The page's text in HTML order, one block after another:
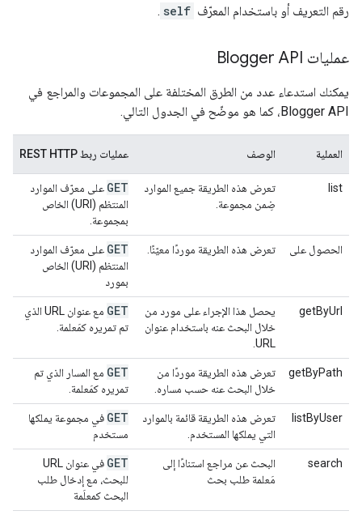
رقم التعريف أو باستخدام المعرّف self
.
عمليات Blogger API
يمكنك استدعاء عدد من الطرق المختلفة على المجموعات والمراجع في
Blogger API، كما هو موضّح في الجدول التالي.
العملية الوصف عمليات ربط REST HTTP
list
تعرض هذه الطريقة جميع الموارد
ضِمن مجموعة.
GET على معرّف الموارد
المنتظم (URI) الخاص
بمجموعة.
الحصول على تعرض هذه الطريقة موردًا معيّنًا. GET على معرّف الموارد
المنتظم (URI) الخاص
بمورد
getByUrl
يحصل هذا الإجراء على مورد من
خلال البحث عنه باستخدام عنوان
URL.
GET
مع عنوان URL الذي
تم تمريره كمَعلمة.
getByPath
تعرض هذه الطريقة موردًا من
خلال البحث عنه حسب مساره.
GET مع المسار الذي تم
تمريره كمَعلمة.
listByUser
تعرض هذه الطريقة قائمة بالموارد
التي يملكها المستخدم.
GET في مجموعة يملكها
مستخدم
search
البحث عن مراجع استنادًا إلى
مَعلمة طلب بحث
GET
في عنوان URL
للبحث، مع إدخال طلب
البحث كمعلَمة